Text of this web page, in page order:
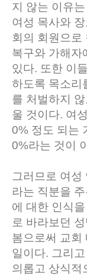
지 않는 이유
여성 목사와
회의 회원으로
복구와 가해자
있다. 또한 이
하도록 목소리
를 처벌하지
울 것이다. 여
0% 정도 되는
0%라는 것이
그러므로 여성
라는 직분을
에 대한 인식
로 바라보던
봄으로써 교회
일이다. 그리
의롭고 상식적